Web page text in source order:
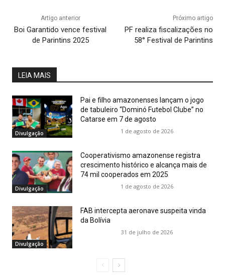
Artigo anterior
Boi Garantido vence festival
de Parintins 2025
Próximo artigo
PF realiza fiscalizações no
58° Festival de Parintins
LEIA MAIS
Divulgação
Pai e filho amazonenses lançam o jogo
de tabuleiro “Dominó Futebol Clube” no
Catarse em 7 de agosto
1 de agosto de 2026
Divulgação
Cooperativismo amazonense registra
crescimento histórico e alcança mais de
74 mil cooperados em 2025
1 de agosto de 2026
Divulgação
FAB intercepta aeronave suspeita vinda
da Bolívia
31 de julho de 2026